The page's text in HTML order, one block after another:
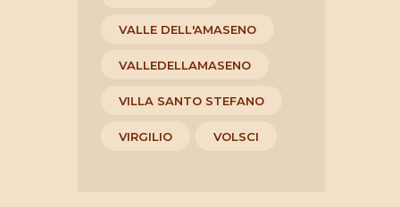
VALLE DELL'AMASENO
VALLEDELLAMASENO
VILLA SANTO STEFANO
VIRGILIO VOLSCI